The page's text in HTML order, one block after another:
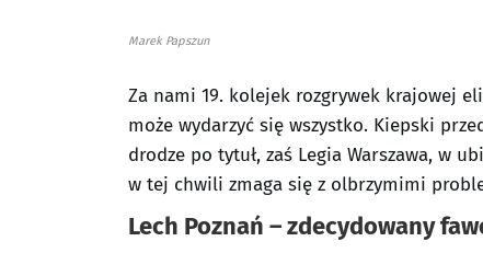
Marek Papszun
Za nami 19. kolejek rozgrywek krajowej
może wydarzyć się wszystko. Kiepski
drodze po tytuł, zaś Legia Warszawa, w
w tej chwili zmaga się z olbrzymimi
Lech Poznań – zdecydowany